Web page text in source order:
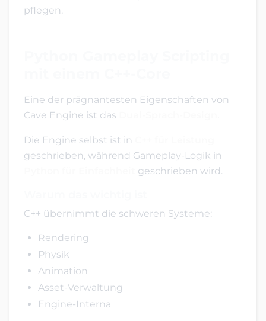
pflegen.
Eine der prägnantesten Eigenschaften von
Cave Engine ist das
.
Die Engine selbst ist in
geschrieben, während Gameplay-Logik in
geschrieben wird.
C++ übernimmt die schweren Systeme:
Rendering
Physik
Animation
Asset-Verwaltung
Engine-Interna